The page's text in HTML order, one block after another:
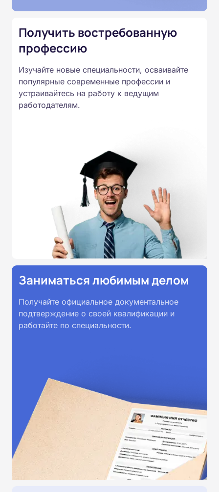
России от 14.07.2023 N 534 в
соответствии с Федеральными
образовательными стандартами
профессионального образования.
Удостоверения и дипломы о
Получить востребованную
профессию
Изучайте новые специальности, осваивайте
популярные современные профессии и
устраивайтесь на работу к ведущим
работодателям.
Заниматься любимым делом
Получайте официальное документальное
подтверждение о своей квалификации и
работайте по специальности.